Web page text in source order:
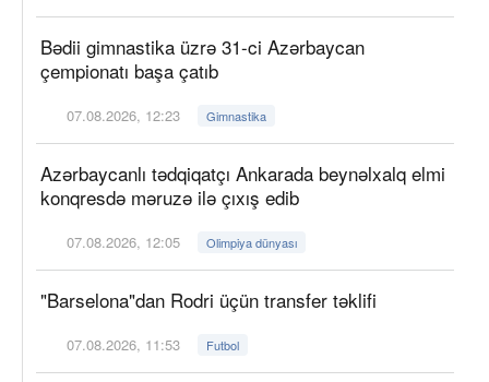
Bədii gimnastika üzrə 31-ci Azərbaycan
çempionatı başa çatıb
07.08.2026, 12:23 Gimnastika
Azərbaycanlı tədqiqatçı Ankarada beynəlxalq elmi
konqresdə məruzə ilə çıxış edib
07.08.2026, 12:05 Olimpiya dünyası
"Barselona"dan Rodri üçün transfer təklifi
07.08.2026, 11:53 Futbol